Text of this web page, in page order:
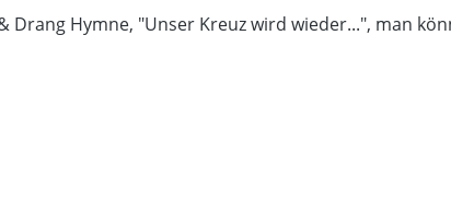
Drang Hymne, "Unser Kreuz wird wieder...", man